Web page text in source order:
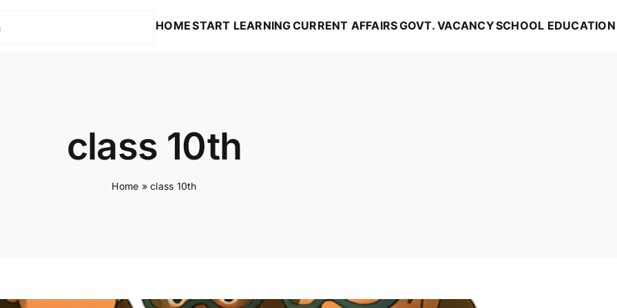
HOMESTART LEARNINGCURRENT AFFAIRSGOVT. VACANCYSCHOOL EDUCATION
class 10th
Home »class 10th